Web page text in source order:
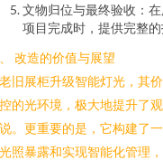
文物归位与最终验收：
项目完成时，提供完整
改造的价值与展望
旧展柜升级智能灯光，其
的光环境，极大地提升了
。更重要的是，它构建了
照暴露和实现智能化管理